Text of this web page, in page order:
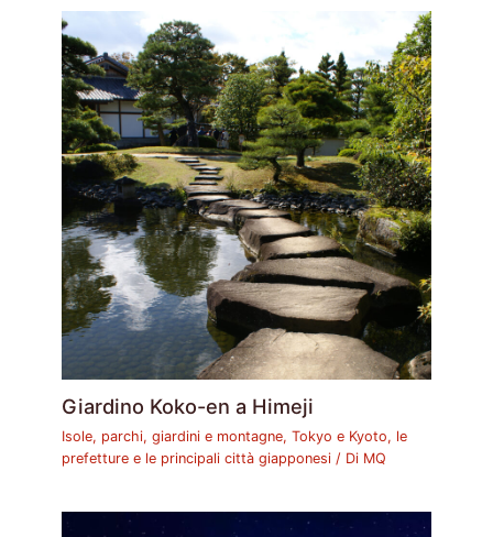
Giardino Koko-en a Himeji
Isole, parchi, giardini e montagne,Tokyo e Kyoto, le
prefetture e le principali città giapponesi / Di MQ